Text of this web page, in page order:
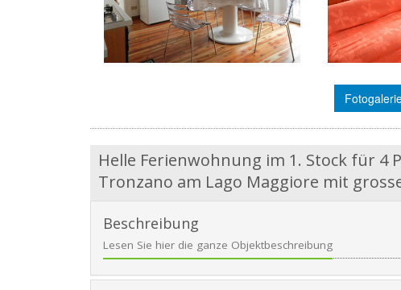
Helle Ferienwohnung im 1. Stock für 4
Tronzano am Lago Maggiore mit
Beschreibung
Lesen Sie hier die ganze Objektbeschreibung